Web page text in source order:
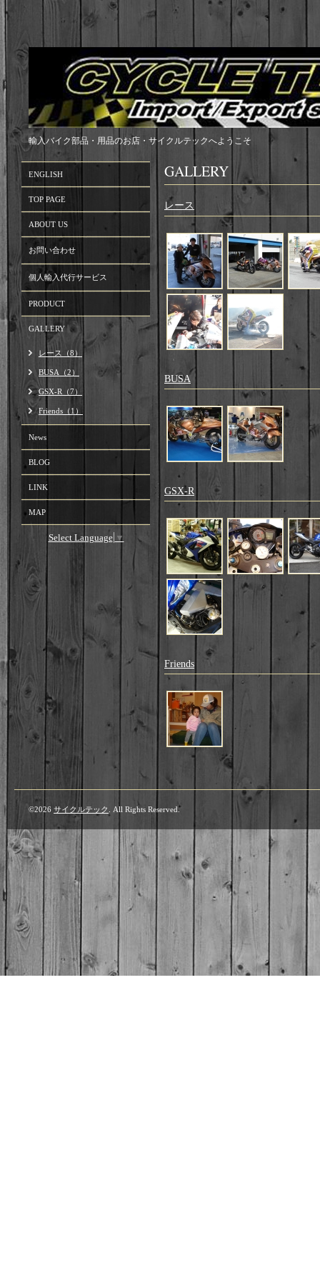
輸入バイク部品・用品のお店・サイクルテックへようこそ
GALLERY
レース
BUSA
GSX-R
Friends
ENGLISH
TOP PAGE
ABOUT US
お問い合わせ
個人輸入代行サービス
PRODUCT
GALLERY
レース（8）
BUSA（2）
GSX-R（7）
Friends（1）
News
BLOG
LINK
MAP
Select Language ▼
©2026 サイクルテック . All Rights Reserved.